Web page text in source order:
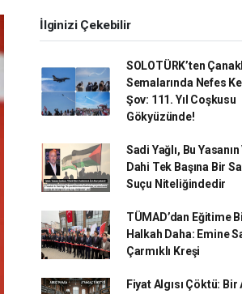
İlginizi Çekebilir
SOLOTÜRK’ten
Semalarında Nefes
Şov: 111. Yıl Coşkusu
Gökyüzünde!
Sadi Yağlı, Bu Yasanın
Dahi Tek Başına Bir
Suçu Niteliğindedir
TÜMAD’dan Eğitime
Halkah Daha: Emine
Çarmıklı Kreşi
Fiyat Algısı Çöktü: Bir